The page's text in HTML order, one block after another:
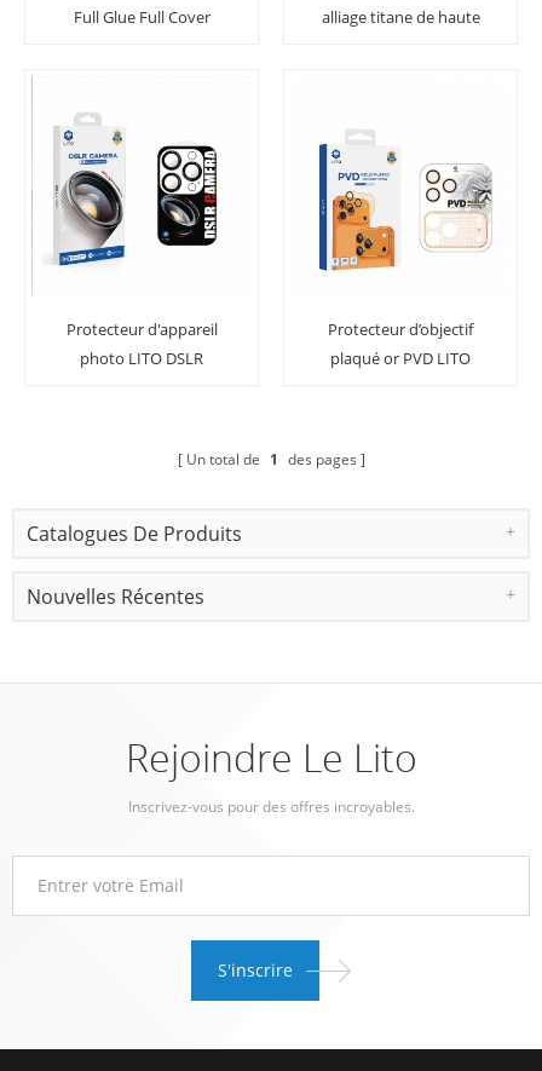
Full Glue Full Cover
alliage titane de haute
11Pro / Pro Max
Protecteur d'appareil
photo LITO DSLR
Protecteur d’objectif
plaqué or PVD LITO
Un total de 1 des pages
Catalogues De Produits
Nouvelles Récentes
Rejoindre Le Lito
Inscrivez-vous pour des offres incroyables.